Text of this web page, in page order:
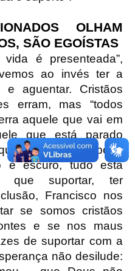
OLHAM
SÃO EGOÍSTAS
é presenteada”,
ao invés ter a
aguentar. Cristãos
erram, mas “todos
aquele que vai em
que está parado
“não se pode
é escuro, tudo está
que suportar, ter
Francisco nos
se somos cristãos
e se nos maus
de suportar com a
não desilude: